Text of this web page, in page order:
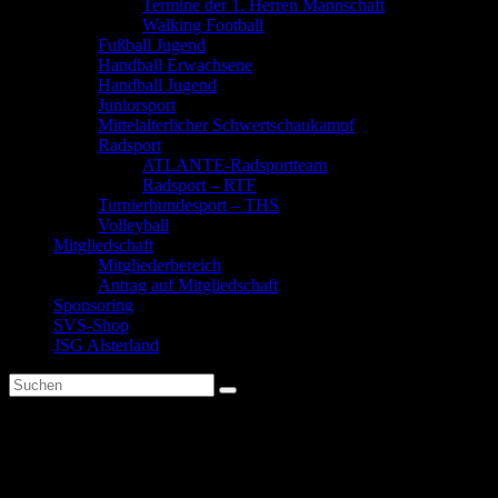
Termine der 1. Herren Mannschaft
Walking Football
Fußball Jugend
Handball Erwachsene
Handball Jugend
Juniorsport
Mittelalterlicher Schwertschaukampf
Radsport
ATLANTE-Radsportteam
Radsport – RTF
Turnierhundesport – THS
Volleyball
Mitgliedschaft
Mitgliederbereich
Antrag auf Mitgliedschaft
Sponsoring
SVS-Shop
JSG Alsterland